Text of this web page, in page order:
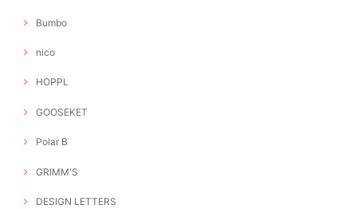
Bumbo
nico
HOPPL
GOOSEKET
Polar B
GRIMM'S
DESIGN LETTERS